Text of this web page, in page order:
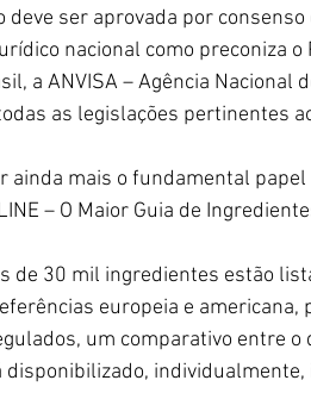
deve ser aprovada por
nacional como preconiza o
a ANVISA – Agência
as legislações pertinentes
ainda mais o fundamental
– O Maior Guia de
de 30 mil ingredientes estão
europeia e
um comparativo entre o
disponibilizado,